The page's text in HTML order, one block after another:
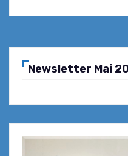
Newsletter Mai